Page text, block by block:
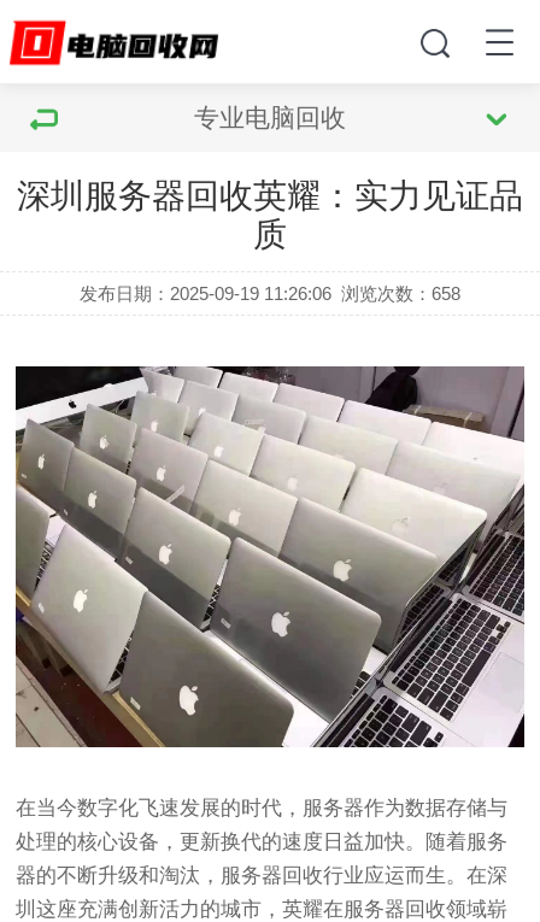
专业电脑回收
深圳服务器回收英耀：实力见证品
质
发布日期：2025-09-19 11:26:06 浏览次数：658
在当今数字化飞速发展的时代，服务器作为数据存储与
处理的核心设备，更新换代的速度日益加快。随着服务
器的不断升级和淘汰，服务器回收行业应运而生。在深
圳这座充满创新活力的城市，英耀在服务器回收领域崭